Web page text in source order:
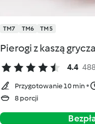
TM7 TM6 TM5
Pierogi z kaszą
4.4
Przygotowanie 10 min
8 porcji